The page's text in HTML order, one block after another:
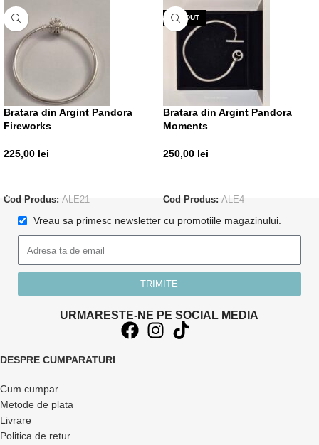
Bratara din Argint Pandora
Fireworks
225,00 lei
Cod Produs: ALE21
VÂNDUT
Bratara din Argint Pandora
Moments
250,00 lei
Cod Produs: ALE4
Vreau sa primesc newsletter cu promotiile magazinului.
TRIMITE
URMARESTE-NE PE SOCIAL MEDIA
DESPRE CUMPARATURI
Cum cumpar
Metode de plata
Livrare
Politica de retur